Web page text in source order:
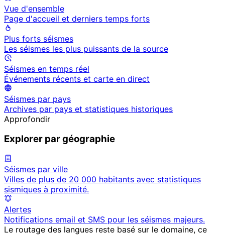
Vue d'ensemble
Page d'accueil et derniers temps forts
Plus forts séismes
Les séismes les plus puissants de la source
Séismes en temps réel
Événements récents et carte en direct
Séismes par pays
Archives par pays et statistiques historiques
Approfondir
Explorer par géographie
Séismes par ville
Villes de plus de 20 000 habitants avec statistiques
sismiques à proximité.
Alertes
Notifications email et SMS pour les séismes majeurs.
Le routage des langues reste basé sur le domaine, ce